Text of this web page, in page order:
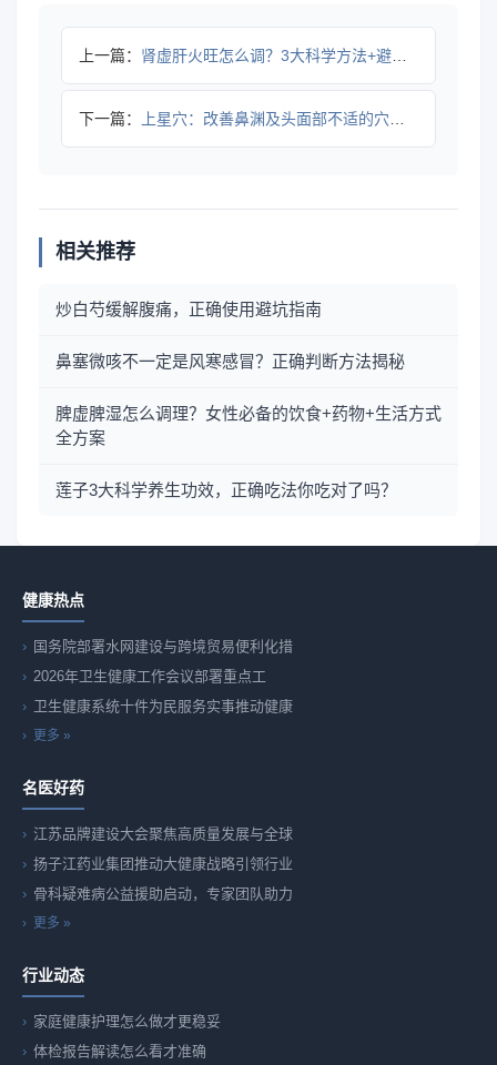
上一篇： 肾虚肝火旺怎么调？3大科学方法+避坑指南
下一篇： 上星穴：改善鼻渊及头面部不适的穴位知识
相关推荐
炒白芍缓解腹痛，正确使用避坑指南
鼻塞微咳不一定是风寒感冒？正确判断方法揭秘
脾虚脾湿怎么调理？女性必备的饮食+药物+生活方式
全方案
莲子3大科学养生功效，正确吃法你吃对了吗？
健康热点
国务院部署水网建设与跨境贸易便利化措
2026年卫生健康工作会议部署重点工
卫生健康系统十件为民服务实事推动健康
更多 »
名医好药
江苏品牌建设大会聚焦高质量发展与全球
扬子江药业集团推动大健康战略引领行业
骨科疑难病公益援助启动，专家团队助力
更多 »
行业动态
家庭健康护理怎么做才更稳妥
体检报告解读怎么看才准确